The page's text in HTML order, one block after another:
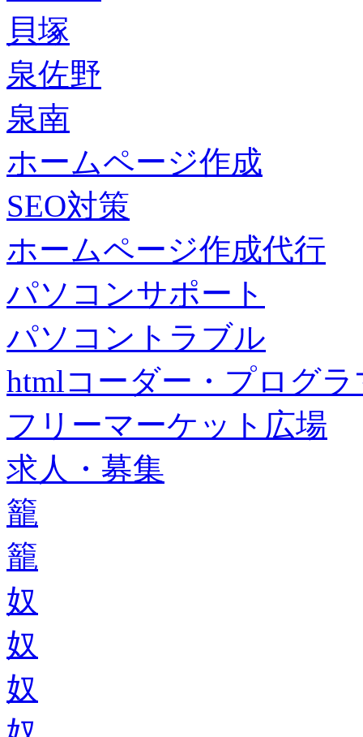
貝塚
泉佐野
泉南
ホームページ作成
SEO対策
ホームページ作成代行
パソコンサポート
パソコントラブル
htmlコーダー・プログラ
フリーマーケット広場
求人・募集
籠
籠
奴
奴
奴